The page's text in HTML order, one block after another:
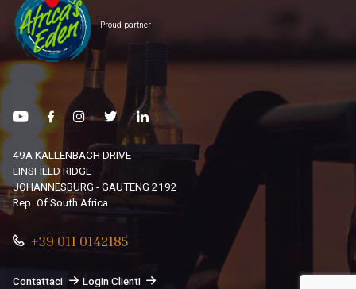
Proud partner
49A KALLENBACH DRIVE
LINSFIELD RIDGE
JOHANNESBURG - GAUTENG 2192
Rep. Of South Africa
+39 011 0142185
Contattaci Login Clienti